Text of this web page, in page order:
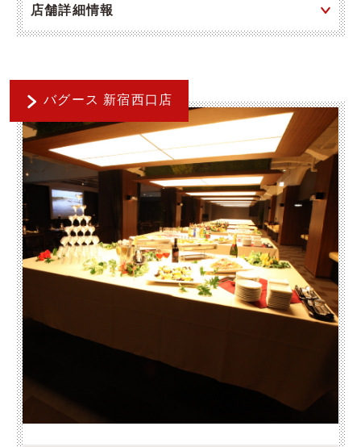
店舗詳細情報
バグース 新宿西口店